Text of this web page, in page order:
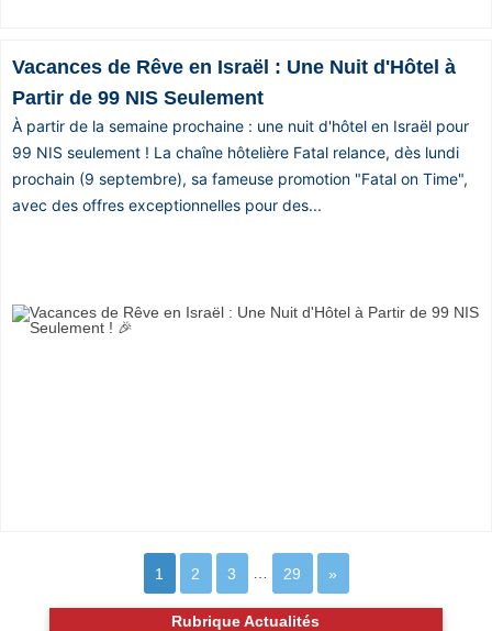
Vacances de Rêve en Israël : Une Nuit d'Hôtel à
Partir de 99 NIS Seulement
À partir de la semaine prochaine : une nuit d'hôtel en Israël pour
99 NIS seulement ! La chaîne hôtelière Fatal relance, dès lundi
prochain (9 septembre), sa fameuse promotion "Fatal on Time",
avec des offres exceptionnelles pour des...
1 2 3 29 »
Rubrique Actualités